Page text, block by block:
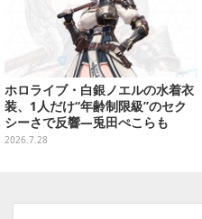
ホロライブ・白銀ノエルの水着衣
装、1人だけ“年齢制限級”のセク
シーさで反響―兎田ぺこらも
「こ、こんなことが許されていい
2026.7.28